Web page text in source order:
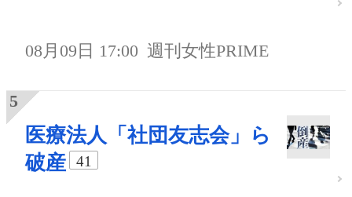
08月09日 17:00 週刊女性PRIME
医療法人「社団友志会」ら
破産
41